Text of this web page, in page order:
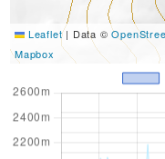
Leaflet | Data ©
Mapbox